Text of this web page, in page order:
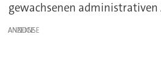
gewachsenen administrativen
ANZEIGE